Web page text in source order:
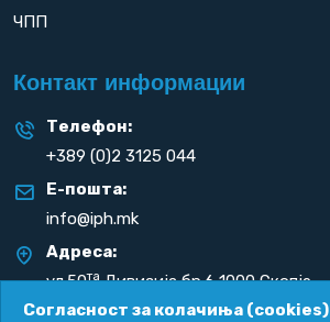
ЧПП
Контакт информации
Телефон:
+389 (0)2 3125 044
Е-пошта:
info@iph.mk
Адреса:
ул.50таДивизија бр.6 1000 Скопје
Република С. Македонија
Согласност за колачиња (cookies)